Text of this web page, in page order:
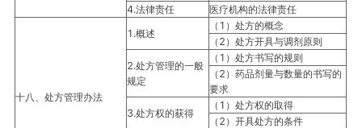
4.法律责任 医疗机构的法律责任
十八、处方管理办法
1.概述
（1）处方的概念
（2）处方开具与调剂原则
2.处方管理的一般
规定
（1）处方书写的规则
（2）药品剂量与数量的书写的
要求
3.处方权的获得
（1）处方权的取得
（2）开具处方的条件